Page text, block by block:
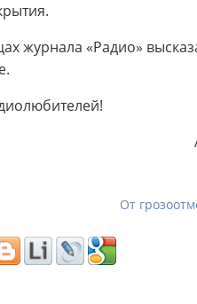
журнала «Радио»
От